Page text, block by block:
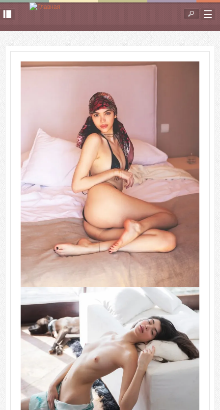
Перейти к основному содержанию
Форма
поиска